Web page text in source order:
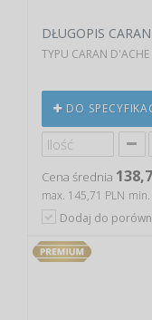
DŁUGOPIS
TYPU CARAN
DO
Cena średnia
max. 145,71 PLN
Dodaj do